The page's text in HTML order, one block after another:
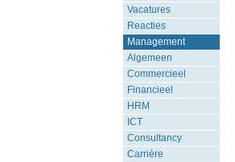
Vacatures
Reacties
Management
Algemeen
Commercieel
Financieel
HRM
ICT
Consultancy
Carrière